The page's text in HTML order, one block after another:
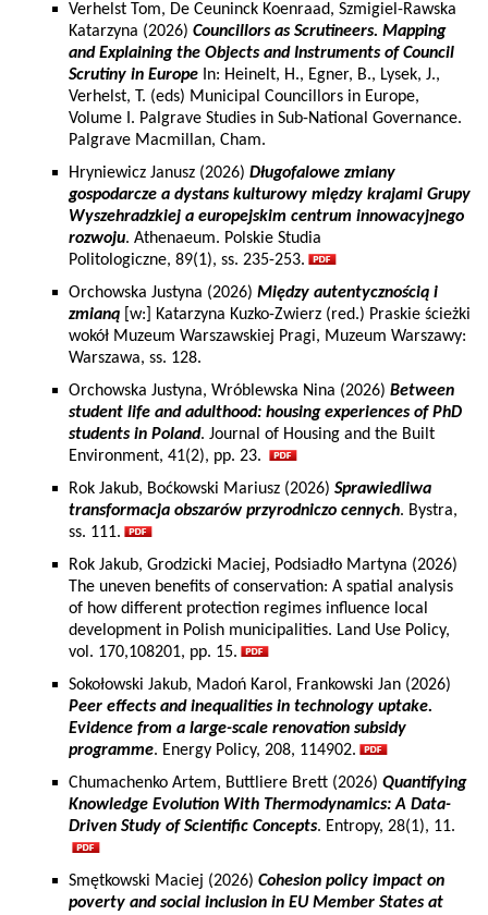
Verhelst Tom, De Ceuninck Koenraad, Szmigiel-Rawska
Katarzyna (2026) Councillors as Scrutineers. Mapping
and Explaining the Objects and Instruments of Council
Scrutiny in Europe In: Heinelt, H., Egner, B., Lysek, J.,
Verhelst, T. (eds) Municipal Councillors in Europe,
Volume I. Palgrave Studies in Sub-National Governance.
Palgrave Macmillan, Cham.
Hryniewicz Janusz (2026) Długofalowe zmiany
gospodarcze a dystans kulturowy między krajami Grupy
Wyszehradzkiej a europejskim centrum innowacyjnego
rozwoju. Athenaeum. Polskie Studia
Politologiczne, 89(1), ss. 235-253.
Orchowska Justyna (2026) Między autentycznością i
zmianą [w:] Katarzyna Kuzko-Zwierz (red.) Praskie ścieżki
wokół Muzeum Warszawskiej Pragi, Muzeum Warszawy:
Warszawa, ss. 128.
Orchowska Justyna, Wróblewska Nina (2026) Between
student life and adulthood: housing experiences of PhD
students in Poland. Journal of Housing and the Built
Environment, 41(2), pp. 23.
Rok Jakub, Boćkowski Mariusz (2026) Sprawiedliwa
transformacja obszarów przyrodniczo cennych. Bystra,
ss. 111.
Rok Jakub, Grodzicki Maciej, Podsiadło Martyna (2026)
The uneven benefits of conservation: A spatial analysis
of how different protection regimes influence local
development in Polish municipalities. Land Use Policy,
vol. 170,108201, pp. 15.
Sokołowski Jakub, Madoń Karol, Frankowski Jan (2026)
Peer effects and inequalities in technology uptake.
Evidence from a large-scale renovation subsidy
programme. Energy Policy, 208, 114902.
Chumachenko Artem, Buttliere Brett (2026) Quantifying
Knowledge Evolution With Thermodynamics: A Data-
Driven Study of Scientific Concepts. Entropy, 28(1), 11.
Smętkowski Maciej (2026) Cohesion policy impact on
poverty and social inclusion in EU Member States at